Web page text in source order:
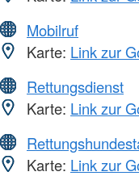
Mobilruf
Karte: Link zur
Rettungsdienst
Karte: Link zur
Karte: Link zur